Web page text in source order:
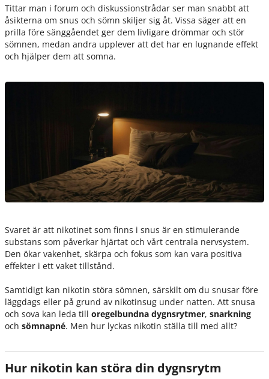
Tittar man i forum och diskussionstrådar ser man snabbt att
åsikterna om snus och sömn skiljer sig åt. Vissa säger att en
prilla före sänggåendet ger dem livligare drömmar och stör
sömnen, medan andra upplever att det har en lugnande effekt
och hjälper dem att somna.
Svaret är att nikotinet som finns i snus är en stimulerande
substans som påverkar hjärtat och vårt centrala nervsystem.
Den ökar vakenhet, skärpa och fokus som kan vara positiva
effekter i ett vaket tillstånd.
Samtidigt kan nikotin störa sömnen, särskilt om du snusar före
läggdags eller på grund av nikotinsug under natten. Att snusa
och sova kan leda till oregelbundna dygnsrytmer, snarkning
och sömnapné. Men hur lyckas nikotin ställa till med allt?
Hur nikotin kan störa din dygnsrytm